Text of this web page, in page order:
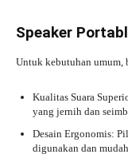
Speaker
Untuk kebutuhan umum,
Kualitas Suara
yang jernih dan
Desain Ergonomis:
digunakan dan